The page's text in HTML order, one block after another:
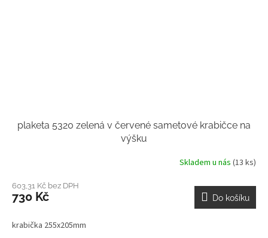
plaketa 5320 zelená v červené sametové krabičce na
výšku
Skladem u nás (13 ks)
603,31 Kč bez DPH
730 Kč Do košíku
krabička 255x205mm